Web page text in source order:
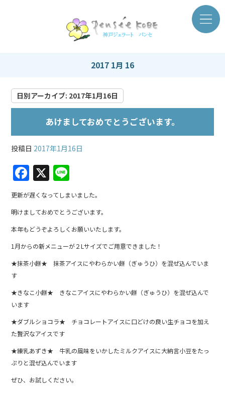
2017 1月 16
日別アーカイブ: 2017年1月16日
あけましておめでとうございます。
投稿日 2017年1月16日
F
a
c
e
b
o
o
k
X
n
e
更新が遅くなってしまいました。
明けましておめでとうございます。
本年もどうぞよろしくお願いいたします。
1月からの新メニューが２Lサイズでご用意できました！
★抹茶小餅★ 抹茶アイスにやわらかい餅（ぎゅうひ）を混ぜ込んでいま
す
★きなこ小餅★ きなこアイスにやわらかい餅（ぎゅうひ）を混ぜ込んで
います
★ダブルショコラ★ チョコレートアイスに口どけの良い生チョコを加え
た贅沢なアイスです
★練乳あずき★ 牛乳の風味をいかしたミルクアイスに大納言小豆をたっ
ぷりと混ぜ込んでいます
ぜひ、お試しください。